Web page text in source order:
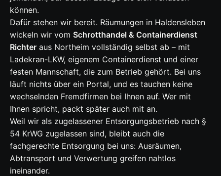
können.
Dafür stehen wir bereit. Räumungen in Haldensleben
wickeln wir vom Schrotthandel & Containerdienst
Richter aus Northeim vollständig selbst ab – mit
Ladekran-LKW, eigenem Containerdienst und einer
festen Mannschaft, die zum Betrieb gehört. Bei uns
läuft nichts über ein Portal, und es tauchen keine
wechselnden Fremdfirmen bei Ihnen auf. Wer mit
Ihnen spricht, packt später auch mit an.
Weil wir als zugelassener Entsorgungsbetrieb nach §
54 KrWG zugelassen sind, bleibt auch die
fachgerechte Entsorgung bei uns: Ausräumen,
Abtransport und Verwertung greifen nahtlos
ineinander.